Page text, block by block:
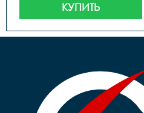
КУПИТЬ